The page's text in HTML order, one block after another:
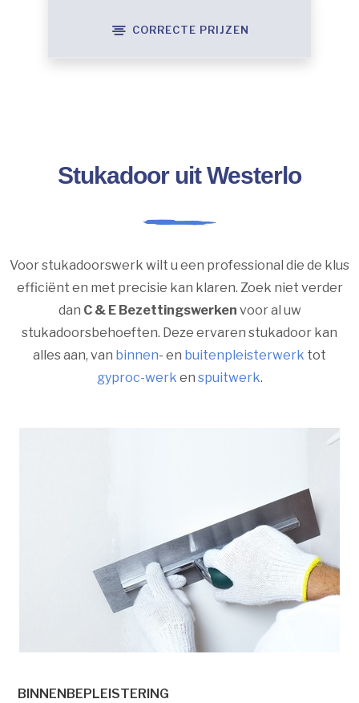
CORRECTE PRIJZEN
Stukadoor uit Westerlo
Voor stukadoorswerk wilt u een professional die de klus
efficiënt en met precisie kan klaren. Zoek niet verder
dan C & E Bezettingswerken voor al uw
stukadoorsbehoeften. Deze ervaren stukadoor kan
alles aan, van binnen- en buitenpleisterwerk tot
gyproc-werk en spuitwerk.
BINNENBEPLEISTERING